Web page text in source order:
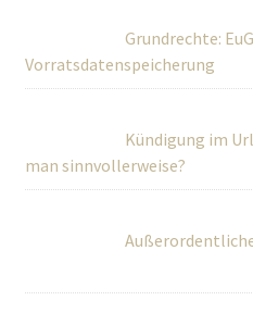
Grundrechte:
Vorratsdatenspeicherung
Kündigung im
man sinnvollerweise?